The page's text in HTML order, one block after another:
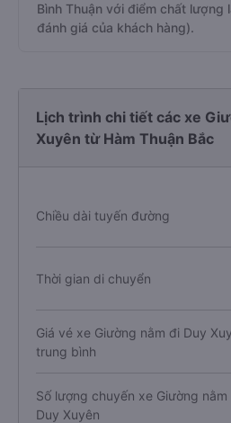
Bình Thuận với điểm chất
đánh giá của khách hàng).
Lịch trình chi tiết các xe
Xuyên từ Hàm Thuận Bắc
Chiều dài tuyến đường
Thời gian di chuyển
Giá vé xe Giường nằm đi Duy
trung bình
Số lượng chuyến xe Giường nằm
Duy Xuyên